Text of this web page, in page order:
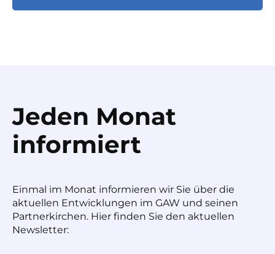
Jeden Monat
informiert
Einmal im Monat informieren wir Sie über die
aktuellen Entwicklungen im GAW und seinen
Partnerkirchen. Hier finden Sie den aktuellen
Newsletter: